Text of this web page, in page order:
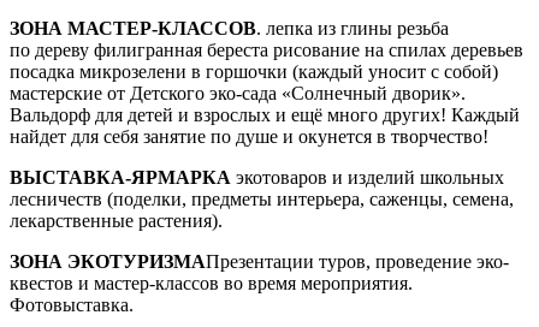
ЗОНА МАСТЕР-КЛАССОВ. лепка из глины резьба
по дереву филигранная береста рисование на спилах деревьев
посадка микрозелени в горшочки (каждый уносит с собой)
мастерские от Детского эко-сада «Солнечный дворик».
Вальдорф для детей и взрослых и ещё много других! Каждый
найдет для себя занятие по душе и окунется в творчество!
ВЫСТАВКА-ЯРМАРКА экотоваров и изделий школьных
лесничеств (поделки, предметы интерьера, саженцы, семена,
лекарственные растения).
ЗОНА ЭКОТУРИЗМАПрезентации туров, проведение эко-
квестов и мастер-классов во время мероприятия.
Фотовыставка.